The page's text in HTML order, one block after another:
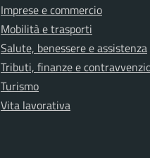
Imprese e commercio
Mobilità e trasporti
Salute, benessere e assistenza
Tributi, finanze e
Turismo
Vita lavorativa